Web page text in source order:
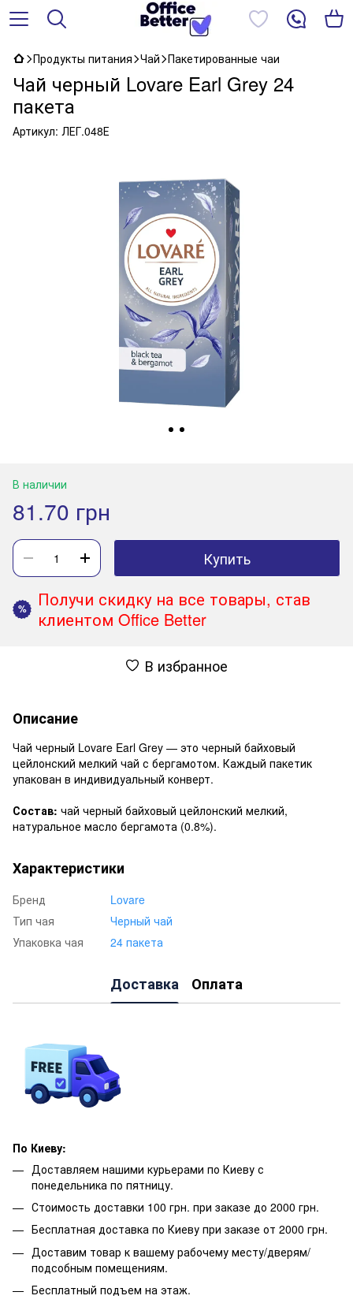
Продукты питания Чай Пакетированные чаи
Чай черный Lovare Earl Grey 24
пакета
Артикул: ЛЕГ.048Е
В наличии
81.70 грн
Купить
%
Получи скидку на все товары, став
клиентом Office Better
В избранное
Описание
Чай черный Lovare Earl Grey — это черный байховый
цейлонский мелкий чай с бергамотом. Каждый пакетик
упакован в индивидуальный конверт.
Состав: чай черный байховый цейлонский мелкий,
натуральное масло бергамота (0.8%).
Характеристики
Бренд
Lovare
Тип чая
Черный чай
Упаковка чая
24 пакета
Доставка Оплата
По Киеву:
Доставляем нашими курьерами по Киеву с
понедельника по пятницу.
Стоимость доставки 100 грн. при заказе до 2000 грн.
Бесплатная доставка по Киеву при заказе от 2000 грн.
Доставим товар к вашему рабочему месту/дверям/
подсобным помещениям.
Бесплатный подъем на этаж.